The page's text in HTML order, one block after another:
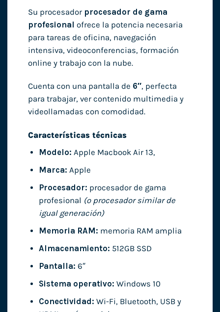
Su procesador procesador de gama
profesional ofrece la potencia necesaria
para tareas de oficina, navegación
intensiva, videoconferencias, formación
online y trabajo con la nube.
Cuenta con una pantalla de 6″, perfecta
para trabajar, ver contenido multimedia y
videollamadas con comodidad.
Características técnicas
Modelo: Apple Macbook Air 13,
Marca: Apple
Procesador: procesador de gama
profesional (o procesador similar de
igual generación)
Memoria RAM: memoria RAM amplia
Almacenamiento: 512GB SSD
Pantalla: 6″
Sistema operativo: Windows 10
Conectividad: Wi-Fi, Bluetooth, USB y